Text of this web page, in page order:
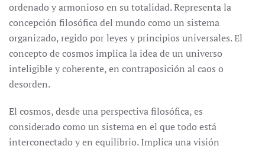
ordenado y armonioso en su totalidad. Representa la
concepción filosófica del mundo como un sistema
organizado, regido por leyes y principios universales. El
concepto de cosmos implica la idea de un universo
inteligible y coherente, en contraposición al caos o
desorden.
El cosmos, desde una perspectiva filosófica, es
considerado como un sistema en el que todo está
interconectado y en equilibrio. Implica una visión